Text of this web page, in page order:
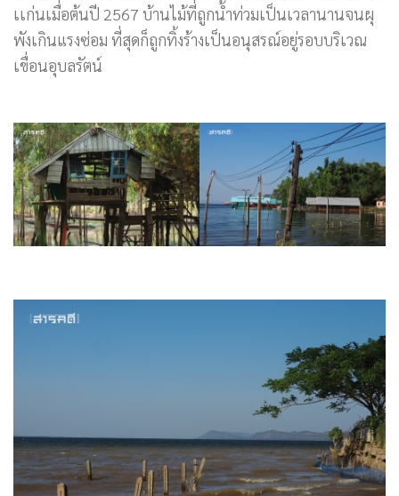
เเก่นเมื่อต้นปี 2567 บ้านไม้ที่ถูกน้ำท่วมเป็นเวลานานจนผุ
พังเกินแรงซ่อม ที่สุดก็ถูกทิ้งร้างเป็นอนุสรณ์อยู่รอบบริเวณ
เขื่อนอุบลรัตน์